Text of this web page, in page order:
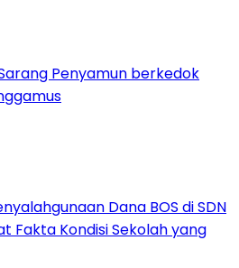
Penyamun berkedok
Dana BOS di SDN
Fakta Kondisi Sekolah yang